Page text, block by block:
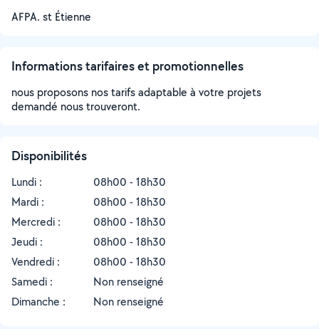
AFPA. st Étienne
Informations tarifaires et promotionnelles
nous proposons nos tarifs adaptable à votre projets
demandé nous trouveront.
Disponibilités
Lundi :
08h00 - 18h30
Mardi :
08h00 - 18h30
Mercredi :
08h00 - 18h30
Jeudi :
08h00 - 18h30
Vendredi :
08h00 - 18h30
Samedi :
Non renseigné
Dimanche :
Non renseigné